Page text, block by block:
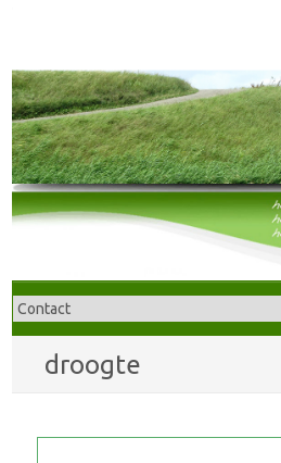
droogte